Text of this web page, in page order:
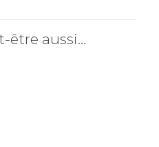
être aussi…